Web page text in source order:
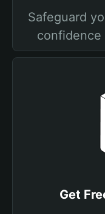
Safeguard
confidence
Get